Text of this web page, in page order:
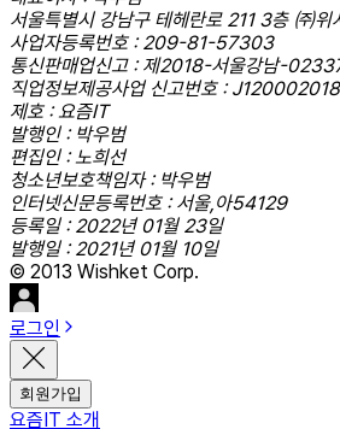
서울특별시 강남구 테헤란로 211 3층 ㈜위
사업자등록번호 : 209-81-57303
통신판매업신고 : 제2018-서울강남-
직업정보제공사업 신고번호 :
제호 : 요즘IT
발행인 : 박우범
편집인 : 노희선
청소년보호책임자 : 박우범
인터넷신문등록번호 : 서울,아54129
등록일 : 2022년 01월 23일
발행일 : 2021년 01월 10일
© 2013 Wishket Corp.
로그인
회원가입
요즘IT 소개